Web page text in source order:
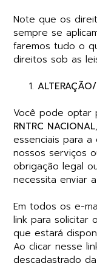
Note que os
sempre se
faremos tudo o
direitos sob as
Você pode optar
RNTRC NACIONAL
essenciais para
nossos serviços
obrigação legal
necessita enviar
Em todos os e-
link para solicitar
que estará
Ao clicar nesse
descadastrado